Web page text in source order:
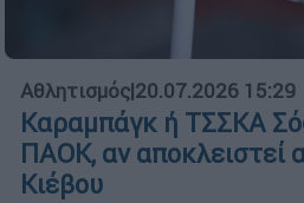
Αθλητισμός|20.07.2026 15:29
Καραμπάγκ ή ΤΣΣΚΑ
ΠΑΟΚ, αν αποκλειστεί
Κιέβου